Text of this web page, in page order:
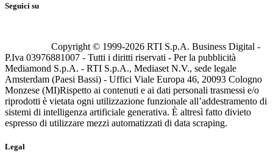
Seguici su
Copyright © 1999-2026 RTI S.p.A. Business Digital -
P.Iva 03976881007 - Tutti i diritti riservati - Per la pubblicità
Mediamond S.p.A. - RTI S.p.A., Mediaset N.V., sede legale
Amsterdam (Paesi Bassi) - Uffici Viale Europa 46, 20093 Cologno
Monzese (MI)Rispetto ai contenuti e ai dati personali trasmessi e/o
riprodotti è vietata ogni utilizzazione funzionale all’addestramento di
sistemi di intelligenza artificiale generativa. È altresì fatto divieto
espresso di utilizzare mezzi automatizzati di data scraping.
Legal